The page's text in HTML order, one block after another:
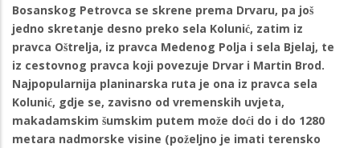
Bosanskog Petrovca se skrene prema Drvaru, pa još
jedno skretanje desno preko sela Kolunić, zatim iz
pravca Oštrelja, iz pravca Medenog Polja i sela Bjelaj, te
iz cestovnog pravca koji povezuje Drvar i Martin Brod.
Najpopularnija planinarska ruta je ona iz pravca sela
Kolunić, gdje se, zavisno od vremenskih uvjeta,
makadamskim šumskim putem može doći do i do 1280
metara nadmorske visine (poželjno je imati terensko